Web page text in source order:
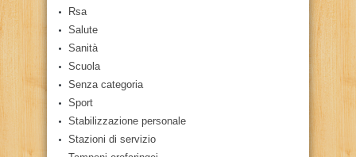
Rsa
Salute
Sanità
Scuola
Senza categoria
Sport
Stabilizzazione personale
Stazioni di servizio